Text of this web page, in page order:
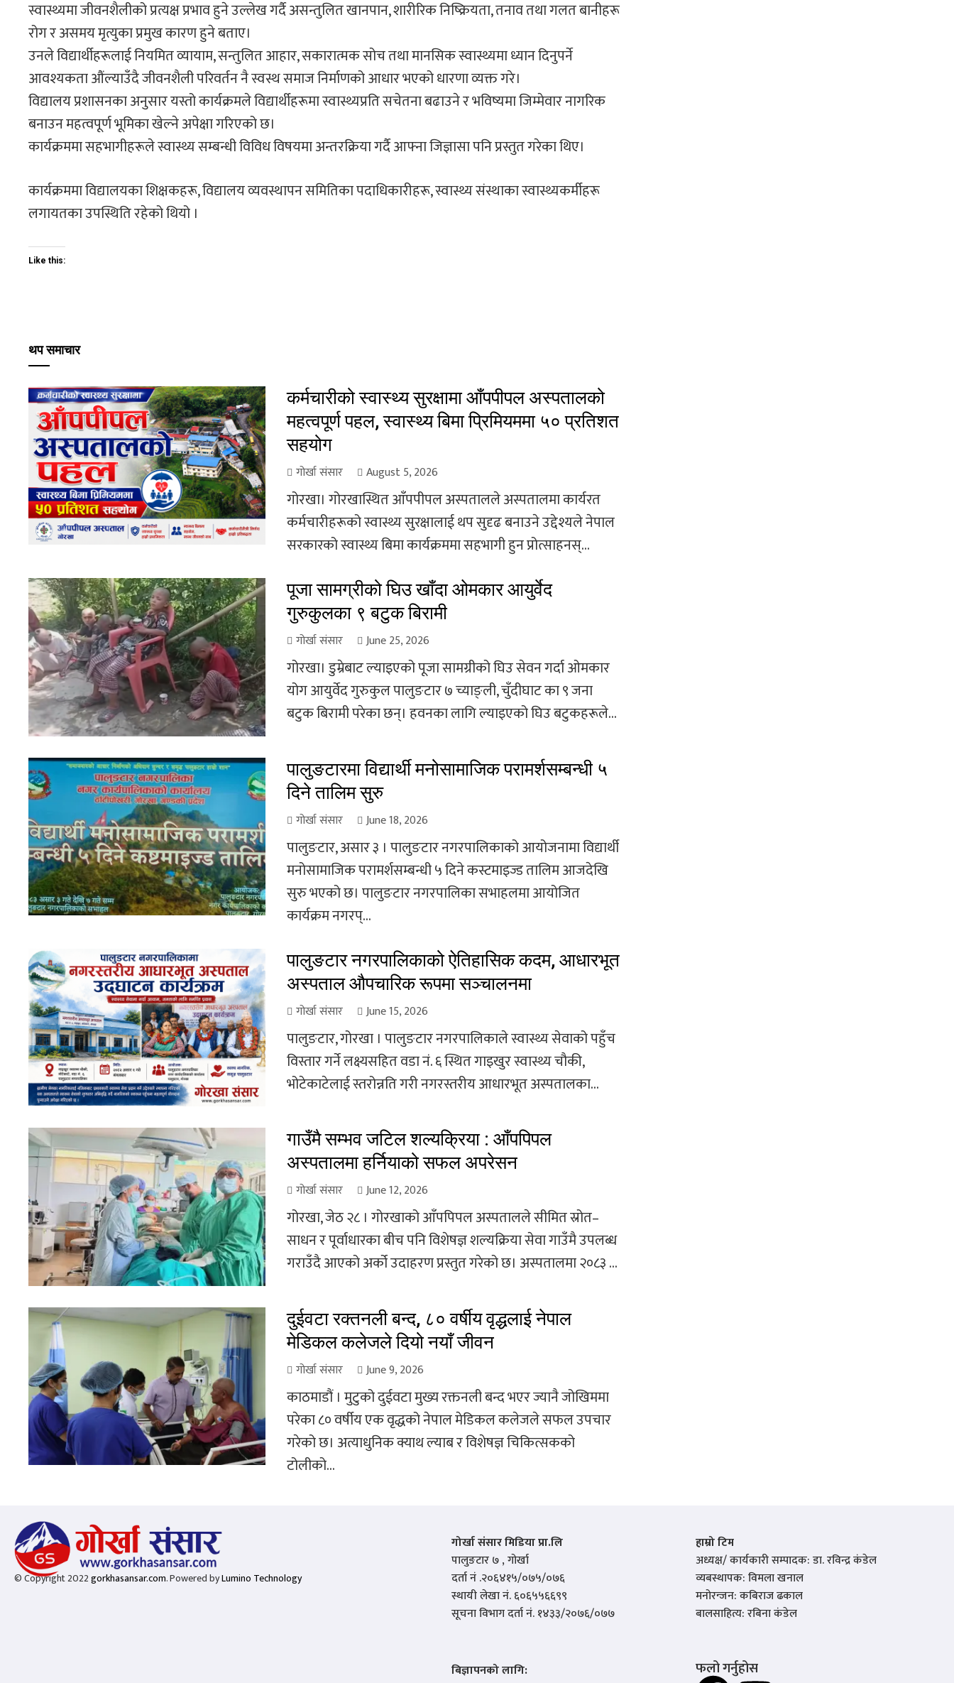
स्वास्थ्यमा जीवनशैलीको प्रत्यक्ष प्रभाव हुने उल्लेख गर्दै असन्तुलित खानपान, शारीरिक निष्क्रियता, तनाव तथा गलत बानीहरू
रोग र असमय मृत्युका प्रमुख कारण हुने बताए।
उनले विद्यार्थीहरूलाई नियमित व्यायाम, सन्तुलित आहार, सकारात्मक सोच तथा मानसिक स्वास्थ्यमा ध्यान दिनुपर्ने
आवश्यकता औंल्याउँदै जीवनशैली परिवर्तन नै स्वस्थ समाज निर्माणको आधार भएको धारणा व्यक्त गरे।
विद्यालय प्रशासनका अनुसार यस्तो कार्यक्रमले विद्यार्थीहरूमा स्वास्थ्यप्रति सचेतना बढाउने र भविष्यमा जिम्मेवार नागरिक
बनाउन महत्वपूर्ण भूमिका खेल्ने अपेक्षा गरिएको छ।
कार्यक्रममा सहभागीहरूले स्वास्थ्य सम्बन्धी विविध विषयमा अन्तरक्रिया गर्दै आफ्ना जिज्ञासा पनि प्रस्तुत गरेका थिए।
कार्यक्रममा विद्यालयका शिक्षकहरू, विद्यालय व्यवस्थापन समितिका पदाधिकारीहरू, स्वास्थ्य संस्थाका स्वास्थ्यकर्मीहरू
लगायतका उपस्थिति रहेको थियो ।
Like this:
थप समाचार
कर्मचारीको स्वास्थ्य सुरक्षामा आँपपीपल अस्पतालको
महत्वपूर्ण पहल, स्वास्थ्य बिमा प्रिमियममा ५० प्रतिशत
सहयोग
गोर्खा संसार August 5, 2026
गोरखा। गोरखास्थित आँपपीपल अस्पतालले अस्पतालमा कार्यरत
कर्मचारीहरूको स्वास्थ्य सुरक्षालाई थप सुदृढ बनाउने उद्देश्यले नेपाल
सरकारको स्वास्थ्य बिमा कार्यक्रममा सहभागी हुन प्रोत्साहनस्...
पूजा सामग्रीको घिउ खाँदा ओमकार आयुर्वेद
गुरुकुलका ९ बटुक बिरामी
गोर्खा संसार June 25, 2026
गोरखा। डुम्रेबाट ल्याइएको पूजा सामग्रीको घिउ सेवन गर्दा ओमकार
योग आयुर्वेद गुरुकुल पालुङटार ७ च्याङ्ली, चुँदीघाट का ९ जना
बटुक बिरामी परेका छन्। हवनका लागि ल्याइएको घिउ बटुकहरूले...
पालुङटारमा विद्यार्थी मनोसामाजिक परामर्शसम्बन्धी ५
दिने तालिम सुरु
गोर्खा संसार June 18, 2026
पालुङटार, असार ३ । पालुङटार नगरपालिकाको आयोजनामा विद्यार्थी
मनोसामाजिक परामर्शसम्बन्धी ५ दिने कस्टमाइज्ड तालिम आजदेखि
सुरु भएको छ। पालुङटार नगरपालिका सभाहलमा आयोजित
कार्यक्रम नगरप्...
पालुङटार नगरपालिकाको ऐतिहासिक कदम, आधारभूत
अस्पताल औपचारिक रूपमा सञ्चालनमा
गोर्खा संसार June 15, 2026
पालुङटार, गोरखा । पालुङटार नगरपालिकाले स्वास्थ्य सेवाको पहुँच
विस्तार गर्ने लक्ष्यसहित वडा नं. ६ स्थित गाइखुर स्वास्थ्य चौकी,
भोटेकाटेलाई स्तरोन्नति गरी नगरस्तरीय आधारभूत अस्पतालका...
गाउँमै सम्भव जटिल शल्यक्रिया : आँपपिपल
अस्पतालमा हर्नियाको सफल अपरेसन
गोर्खा संसार June 12, 2026
गोरखा, जेठ २८ । गोरखाको आँपपिपल अस्पतालले सीमित स्रोत–
साधन र पूर्वाधारका बीच पनि विशेषज्ञ शल्यक्रिया सेवा गाउँमै उपलब्ध
गराउँदै आएको अर्को उदाहरण प्रस्तुत गरेको छ। अस्पतालमा २०८३ ...
दुईवटा रक्तनली बन्द, ८० वर्षीय वृद्धलाई नेपाल
मेडिकल कलेजले दियो नयाँ जीवन
गोर्खा संसार June 9, 2026
काठमाडौं । मुटुको दुईवटा मुख्य रक्तनली बन्द भएर ज्यानै जोखिममा
परेका ८० वर्षीय एक वृद्धको नेपाल मेडिकल कलेजले सफल उपचार
गरेको छ। अत्याधुनिक क्याथ ल्याब र विशेषज्ञ चिकित्सकको
टोलीको...
© Copyright 2022gorkhasansar.com. Powered byLumino Technology
गोर्खा संसार मिडिया प्रा.लि
पालुङटार ७ , गोर्खा
दर्ता नं .२०६४१५/०७५/०७६
स्थायी लेखा नं. ६०६५५६६९९
सूचना विभाग दर्ता नं. १४३३/२०७६/०७७
हाम्रो टिम
अध्यक्ष/ कार्यकारी सम्पादक: डा. रविन्द्र कंडेल
व्यबस्थापक: विमला खनाल
मनोरन्जन: कबिराज ढकाल
बालसाहित्य: रबिना कंडेल
बिज्ञापनको लागि:
फलो गर्नुहोस